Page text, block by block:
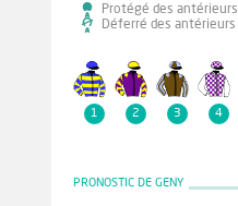
Protégé des antérieurs
Déferré des antérieurs
1 2 3 4
PRONOSTIC DE GENY